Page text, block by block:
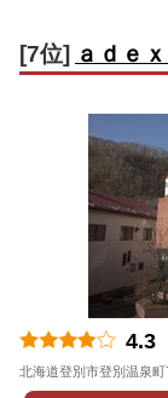
[7位] ａｄｅ
4.3
北海道登別市登別温泉町